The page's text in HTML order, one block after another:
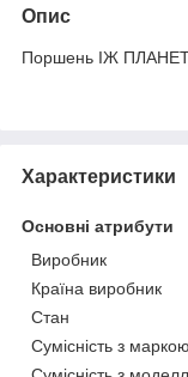
Опис
Поршень ІЖ
Характеристики
Основні атрибути
Виробник
Країна виробник
Стан
Сумісність з маркою